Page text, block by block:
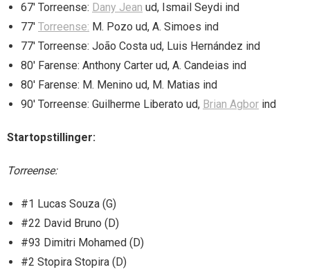
67′ Torreense: Dany Jean ud, Ismail Seydi ind
77′ Torreense: M. Pozo ud, A. Simoes ind
77′ Torreense: João Costa ud, Luis Hernández ind
80′ Farense: Anthony Carter ud, A. Candeias ind
80′ Farense: M. Menino ud, M. Matias ind
90′ Torreense: Guilherme Liberato ud, Brian Agbor ind
Startopstillinger:
Torreense:
#1 Lucas Souza (G)
#22 David Bruno (D)
#93 Dimitri Mohamed (D)
#2 Stopira Stopira (D)